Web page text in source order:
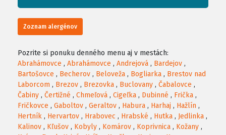
Zoznam alergénov
Pozrite si ponuku denného menu aj v mestách:
Abrahámovce , Abrahámovce , Andrejová , Bardejov ,
Bartošovce , Becherov , Beloveža , Bogliarka , Brestov nad
Laborcom , Brezov , Brezovka , Buclovany , Čabalovce ,
Čabiny , Čertižné , Chmeľová , Cigeľka , Dubinné , Frička ,
Fričkovce , Gaboltov , Geraltov , Habura , Harhaj , Hažlín ,
Hertník , Hervartov , Hrabovec , Hrabské , Hutka , Jedlinka ,
Kalinov , Kľušov , Kobyly , Komárov , Koprivnica , Kožany ,